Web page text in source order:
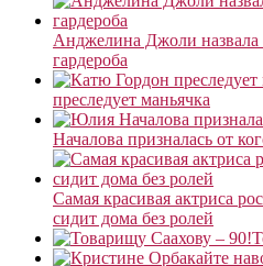
Анджелина Джоли
гардероба
преследует маньячка
Началова призналась от
Самая красивая актриса
сидит дома без ролей